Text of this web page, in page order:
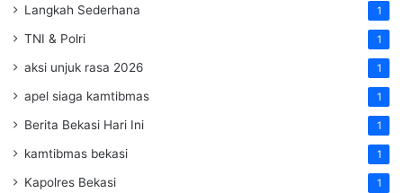
Langkah Sederhana 1
TNI & Polri 1
aksi unjuk rasa 2026 1
apel siaga kamtibmas 1
Berita Bekasi Hari Ini 1
kamtibmas bekasi 1
Kapolres Bekasi 1